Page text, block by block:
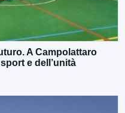
A Campolattaro
e dell’unità